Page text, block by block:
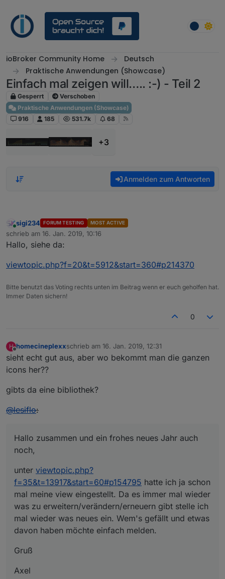
ioBroker Community Home
Deutsch
Praktische Anwendungen (Showcase)
Einfach mal zeigen will….. :-) - Teil 2
Gesperrt
Verschoben
Praktische Anwendungen (Showcase)
916
185 531.7k 68
+3
Anmelden zum Antworten
Online
sigi234 FORUM TESTING MOST ACTIVE
schrieb am 16. Jan. 2019, 10:16
zuletzt editiert von
Hallo, siehe da:
viewtopic.php?f=20&t=5912&start=360#p214370
Bitte benutzt das Voting rechts unten im Beitrag wenn er euch geholfen hat.
Immer Daten sichern!
0
H
Offline
homecineplexxschrieb am 16. Jan. 2019, 12:31
zuletzt editiert von
sieht echt gut aus, aber wo bekommt man die ganzen
icons her??
gibts da eine bibliothek?
@lesiflo:
Hallo zusammen und ein frohes neues Jahr auch
noch,
unter viewtopic.php?
f=35&t=13917&start=60#p154795 hatte ich ja schon
mal meine view eingestellt. Da es immer mal wieder
was zu erweitern/verändern/erneuern gibt stelle ich
mal wieder was neues ein. Wem's gefällt und etwas
davon haben möchte einfach melden.
Gruß
Axel